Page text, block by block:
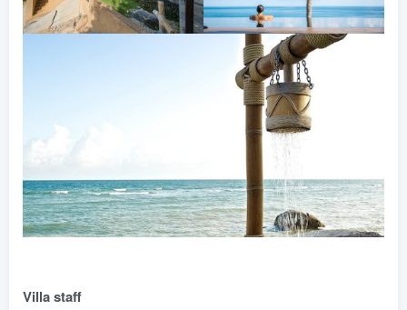
Villa staff